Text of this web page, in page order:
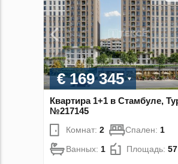
€ 169 345
Квартира 1+1 в Стамбуле,
№217145
Комнат: 2 Спален: 1
Ванных: 1 Площадь: